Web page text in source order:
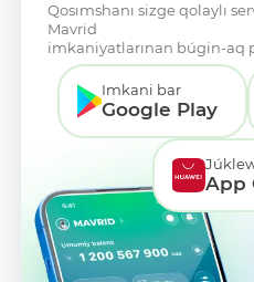
Qosımshanı sizge qolaylı
Mavrid
imkaniyatlarınan búgin-aq
Imkani bar
Google Play
App